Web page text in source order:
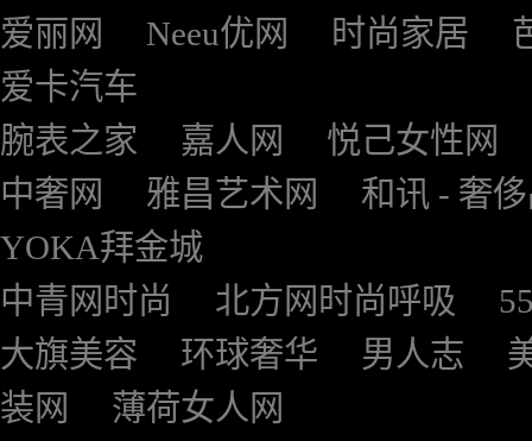
爱丽网
Neeu优网 时尚家居
爱卡汽车
腕表之家
嘉人网
悦己女性网
中奢网
雅昌艺术网
和讯 - 奢
YOKA拜金城
中青网时尚
北方网时尚呼吸
大旗美容
环球奢华 男人志
装网
薄荷女人网